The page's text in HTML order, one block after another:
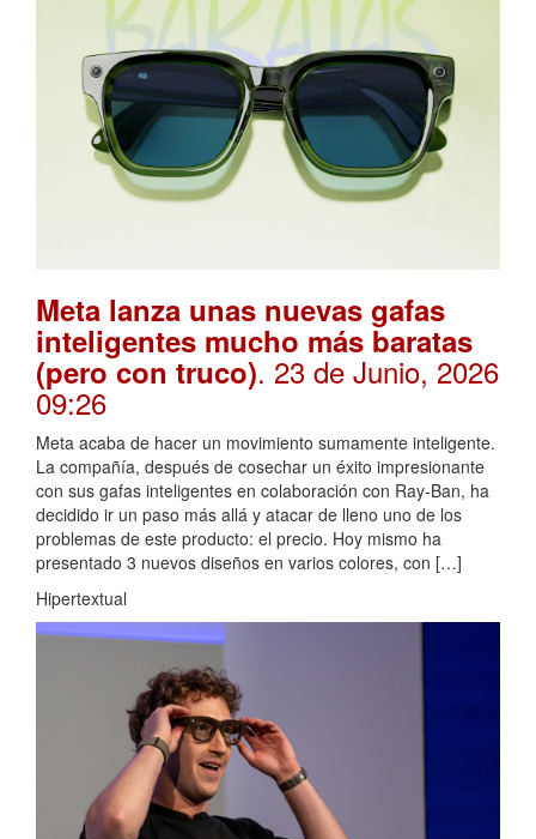
Meta lanza unas nuevas gafas
inteligentes mucho más baratas
(pero con truco). 23 de Junio, 2026
09:26
Meta acaba de hacer un movimiento sumamente inteligente.
La compañía, después de cosechar un éxito impresionante
con sus gafas inteligentes en colaboración con Ray-Ban, ha
decidido ir un paso más allá y atacar de lleno uno de los
problemas de este producto: el precio. Hoy mismo ha
presentado 3 nuevos diseños en varios colores, con […]
Hipertextual